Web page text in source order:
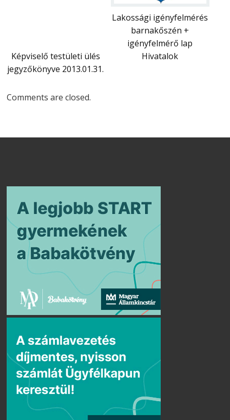
Lakossági igényfelmérés
barnakőszén +
igényfelmérő lap
Képviselő testületi ülés
jegyzőkönyve 2013.01.31.
Hivatalok
Comments are closed.